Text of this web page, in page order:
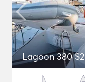
Lagoon 380 S2